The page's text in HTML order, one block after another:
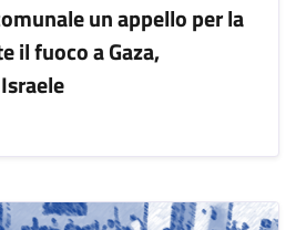
un appello per la
il fuoco a Gaza,